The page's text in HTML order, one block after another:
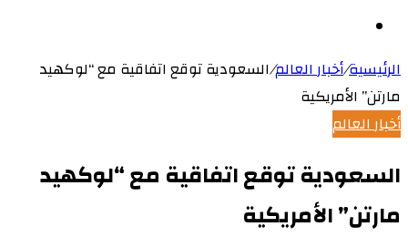
الرئيسية/أخبار العالم/السعودية توقع اتفاقية مع “لوكهيد
مارتن” الأمريكية
أخبار العالم
السعودية توقع اتفاقية مع “لوكهيد
مارتن” الأمريكية